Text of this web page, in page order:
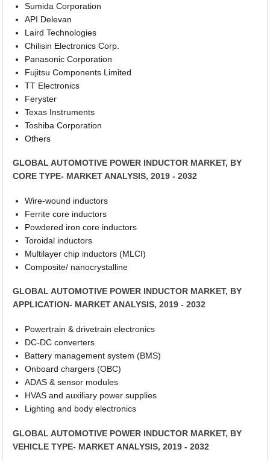
Sumida Corporation
API Delevan
Laird Technologies
Chilisin Electronics Corp.
Panasonic Corporation
Fujitsu Components Limited
TT Electronics
Feryster
Texas Instruments
Toshiba Corporation
Others
GLOBAL AUTOMOTIVE POWER INDUCTOR MARKET, BY
CORE TYPE- MARKET ANALYSIS, 2019 - 2032
Wire-wound inductors
Ferrite core inductors
Powdered iron core inductors
Toroidal inductors
Multilayer chip inductors (MLCI)
Composite/ nanocrystalline
GLOBAL AUTOMOTIVE POWER INDUCTOR MARKET, BY
APPLICATION- MARKET ANALYSIS, 2019 - 2032
Powertrain & drivetrain electronics
DC-DC converters
Battery management system (BMS)
Onboard chargers (OBC)
ADAS & sensor modules
HVAS and auxiliary power supplies
Lighting and body electronics
GLOBAL AUTOMOTIVE POWER INDUCTOR MARKET, BY
VEHICLE TYPE- MARKET ANALYSIS, 2019 - 2032